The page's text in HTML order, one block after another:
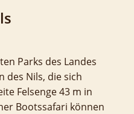
Parks des Landes
des Nils, die sich
Felsenge 43 m in
Bootssafari können